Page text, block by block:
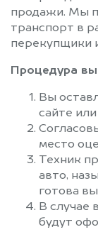
продажи. Мы
транспорт в
перекупщики
Процедура
Вы
сайте
место
Техник
авто,
готова
В случае
будут